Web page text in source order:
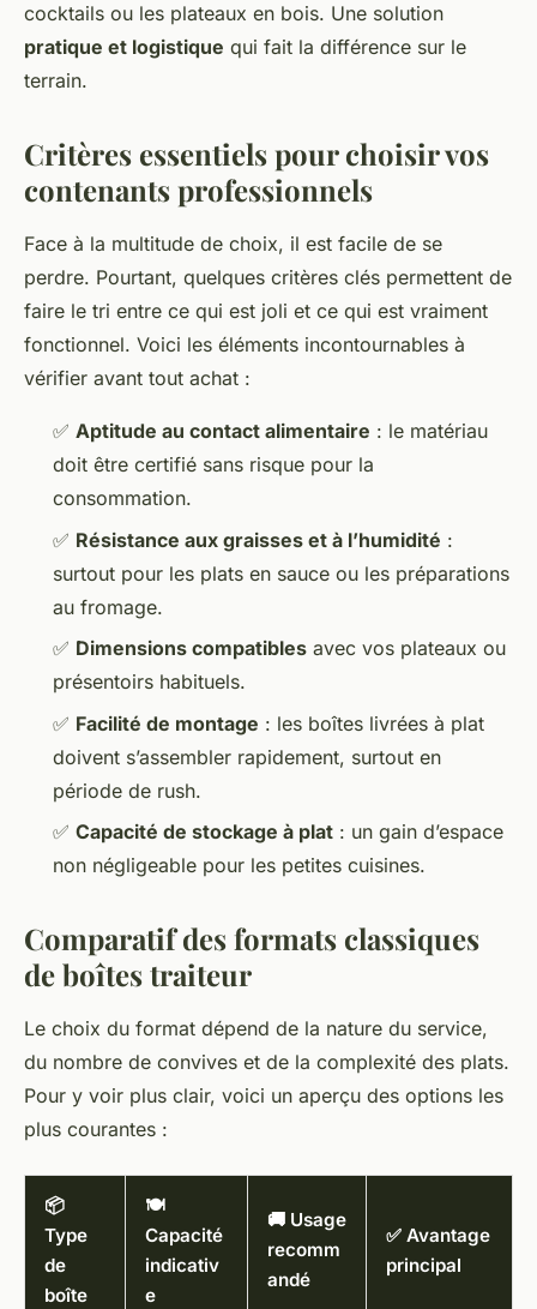
cocktails ou les plateaux en bois. Une solution
pratique et logistique qui fait la différence sur le
terrain.
Critères essentiels pour choisir vos
contenants professionnels
Face à la multitude de choix, il est facile de se
perdre. Pourtant, quelques critères clés permettent de
faire le tri entre ce qui est joli et ce qui est vraiment
fonctionnel. Voici les éléments incontournables à
vérifier avant tout achat :
✅ Aptitude au contact alimentaire : le matériau
doit être certifié sans risque pour la
consommation.
✅ Résistance aux graisses et à l’humidité :
surtout pour les plats en sauce ou les préparations
au fromage.
✅ Dimensions compatibles avec vos plateaux ou
présentoirs habituels.
✅ Facilité de montage : les boîtes livrées à plat
doivent s’assembler rapidement, surtout en
période de rush.
✅ Capacité de stockage à plat : un gain d’espace
non négligeable pour les petites cuisines.
Comparatif des formats classiques
de boîtes traiteur
Le choix du format dépend de la nature du service,
du nombre de convives et de la complexité des plats.
Pour y voir plus clair, voici un aperçu des options les
plus courantes :
📦
Type
de
boîte
🍽️
Capacité
indicativ
e
🚚 Usage
recomm
andé
✅ Avantage
principal